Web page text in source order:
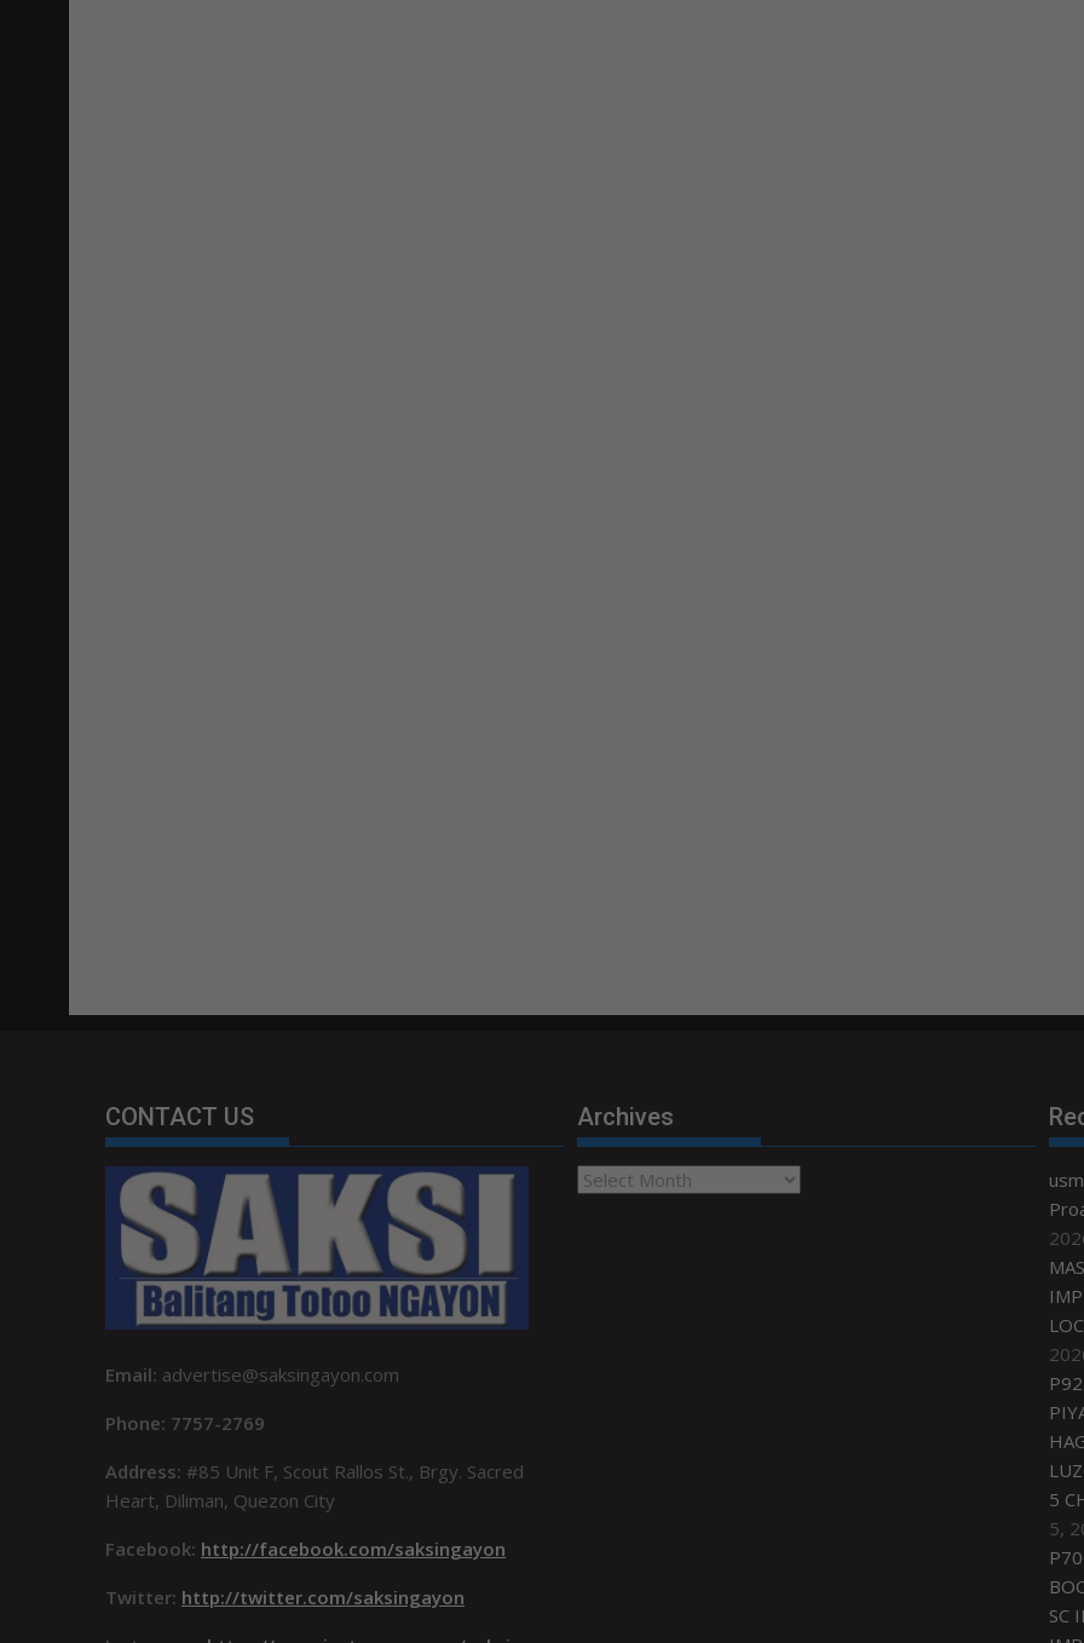
CONTACT US
Email: advertise@saksingayon.com
Phone: 7757-2769
Address: #85 Unit F, Scout Rallos St., Brgy. Sacred
Heart, Diliman, Quezon City
Facebook: http://facebook.com/saksingayon
Twitter: http://twitter.com/saksingayon
Archives
Archives
5
5,
SC